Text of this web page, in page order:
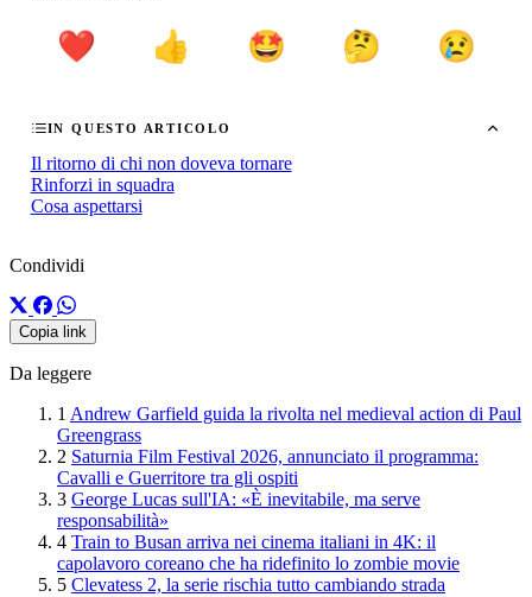
❤️ 👍 🤩 🤔 😢
IN QUESTO ARTICOLO
Il ritorno di chi non doveva tornare
Rinforzi in squadra
Cosa aspettarsi
Condividi
Copia link
Da leggere
1 Andrew Garfield guida la rivolta nel medieval action di Paul
Greengrass
2 Saturnia Film Festival 2026, annunciato il programma:
Cavalli e Guerritore tra gli ospiti
3 George Lucas sull'IA: «È inevitabile, ma serve
responsabilità»
4 Train to Busan arriva nei cinema italiani in 4K: il
capolavoro coreano che ha ridefinito lo zombie movie
5 Clevatess 2, la serie rischia tutto cambiando strada